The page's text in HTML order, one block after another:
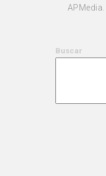
APMedia.
Buscar